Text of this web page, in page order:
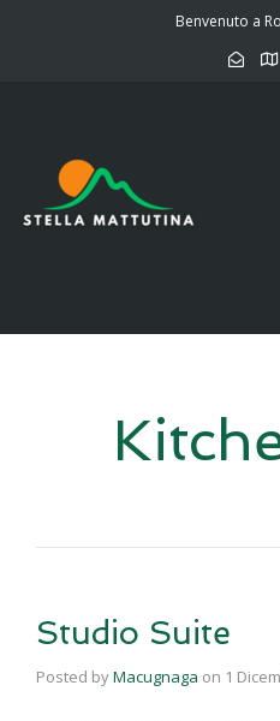
Benvenuto a
Studio Suite
Posted byMacugnaga on 1